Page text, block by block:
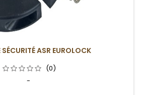
SÉCURITÉ ASR EUROLOCK
(0)
-